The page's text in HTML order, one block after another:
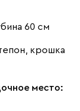
60 см
крошка
место: